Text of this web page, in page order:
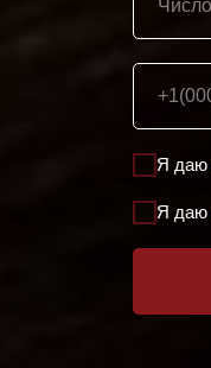
Я даю
Я даю